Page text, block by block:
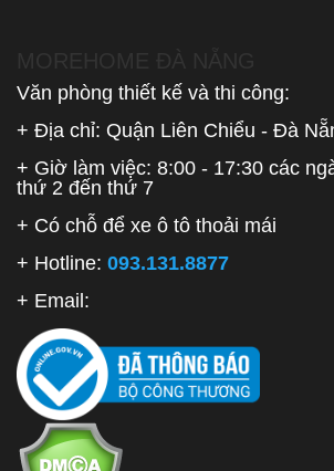
Văn phòng thiết kế và thi công:
+ Địa chỉ: Quận Liên Chiểu - Đà
+ Giờ làm việc: 8:00 - 17:30 các
thứ 2 đến thứ 7
+ Có chỗ để xe ô tô thoải mái
+ Hotline: 093.131.8877
+ Email: